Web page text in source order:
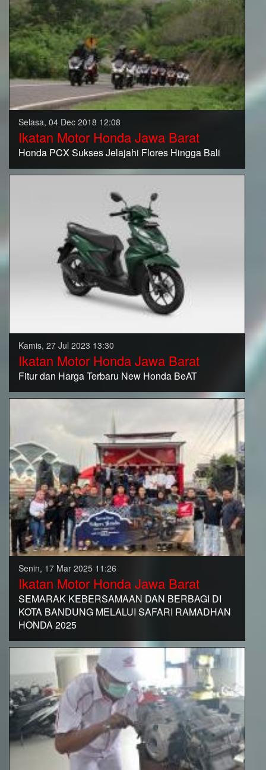
Selasa, 04 Dec 2018 12:08
Ikatan Motor Honda Jawa Barat
Honda PCX Sukses Jelajahi Flores Hingga Bali
Kamis, 27 Jul 2023 13:30
Ikatan Motor Honda Jawa Barat
Fitur dan Harga Terbaru New Honda BeAT
Senin, 17 Mar 2025 11:26
Ikatan Motor Honda Jawa Barat
SEMARAK KEBERSAMAAN DAN BERBAGI DI
KOTA BANDUNG MELALUI SAFARI RAMADHAN
HONDA 2025